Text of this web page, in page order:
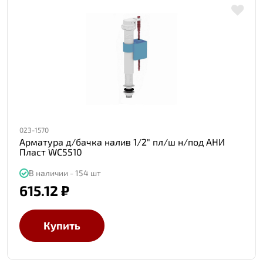
023-1570
Арматура д/бачка налив 1/2" пл/ш н/под АНИ
Пласт WC5510
В наличии - 154 шт
615.12 ₽
Купить